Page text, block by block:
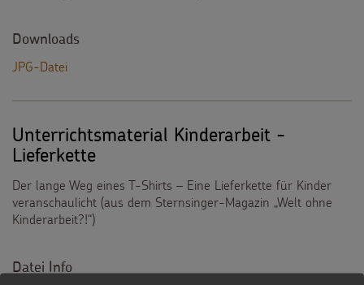
Downloads
JPG-Datei
Unterrichtsmaterial Kinderarbeit -
Lieferkette
Der lange Weg eines T-Shirts – Eine Lieferkette für Kinder
veranschaulicht (aus dem Sternsinger-Magazin „Welt ohne
Kinderarbeit?!“)
Datei Info